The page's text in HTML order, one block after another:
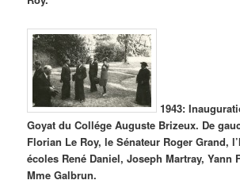
1943:
Goyat du Collége Auguste Brizeux. De
Florian Le Roy, le Sénateur Roger Grand,
écoles René Daniel, Joseph Martray, Yann
Mme Galbrun.